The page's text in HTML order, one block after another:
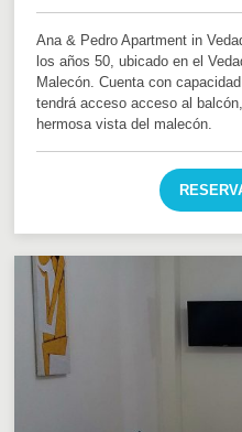
Ana & Pedro Apartment in
los años 50, ubicado en el
Malecón. Cuenta con
tendrá acceso acceso al
hermosa vista del malecón.